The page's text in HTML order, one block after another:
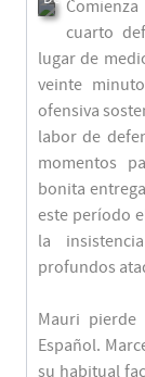
cuarto
lugar de
veinte
ofensiva
labor de
momentos
bonita
este período
la
profundos
Mauri
Español.
su habitual